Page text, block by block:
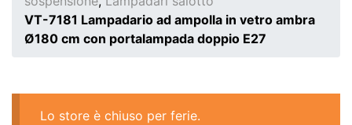
VT-7181 Lampadario ad ampolla in vetro ambra
Ø180 cm con portalampada doppio E27
Lo store è chiuso per ferie.